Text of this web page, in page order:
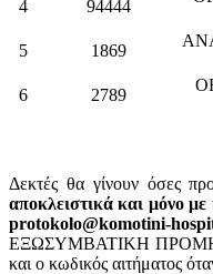
4 94444
5 1869
6 2789
Δεκτές θα γίνουν όσες
αποκλειστικά και μόνο
protokolo@komotini-
ΕΞΩΣΥΜΒΑΤΙΚΗ
και ο κωδικός αιτήματος